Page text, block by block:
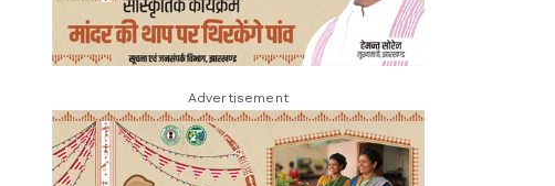
Advertisement